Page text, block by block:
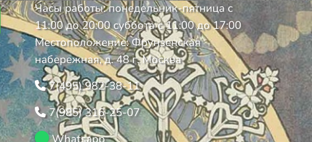
Часы работы: понедельник-пятница с
11:00 до 20:00 суббота с 11:00 до 17:00
Местоположение: Фрунзенская
набережная, д. 48 г. Москва
7(495) 982-38-11
7(985) 316-25-07